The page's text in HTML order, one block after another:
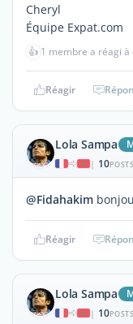
Cheryl
Équipe Expat.com
👍 1 membre a réagi à
Réagir
Lola Sampa
| 10POSTS
@Fidahakim
Réagir
Lola Sampa
| 10POSTS